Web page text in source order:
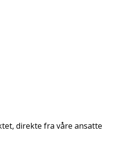
direkte fra våre ansatte